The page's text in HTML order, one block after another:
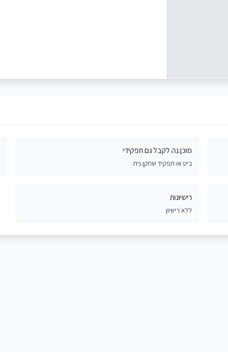
מוכן.נה לקבל גם תפקידי
ביט או תפקיד שחקן.נית
רישיונות
ללא רישיון